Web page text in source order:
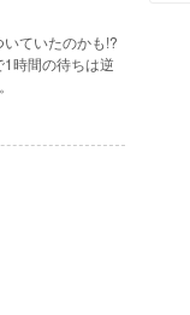
ていたのかも!?
時間の待ちは逆